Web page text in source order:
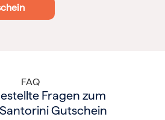
FAQ
Fragen zum
Gutschein